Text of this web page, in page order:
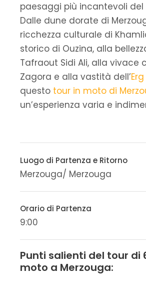
paesaggi più incantevoli del
Dalle dune dorate di
ricchezza culturale di
storico di Ouzina, alla
Tafraout Sidi Ali, alla vivace
Zagora e alla vastità dell’
questo tour in moto di
un’esperienza varia e
Luogo di Partenza e Ritorno
Merzouga/ Merzouga
Orario di Partenza
9:00
Punti salienti del tour di
moto a Merzouga: